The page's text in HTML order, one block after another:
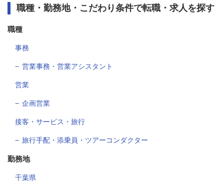
職種・勤務地・こだわり条件で転職・求人を探す
職種
事務
営業事務・営業アシスタント
営業
企画営業
接客・サービス・旅行
旅行手配・添乗員・ツアーコンダクター
勤務地
千葉県